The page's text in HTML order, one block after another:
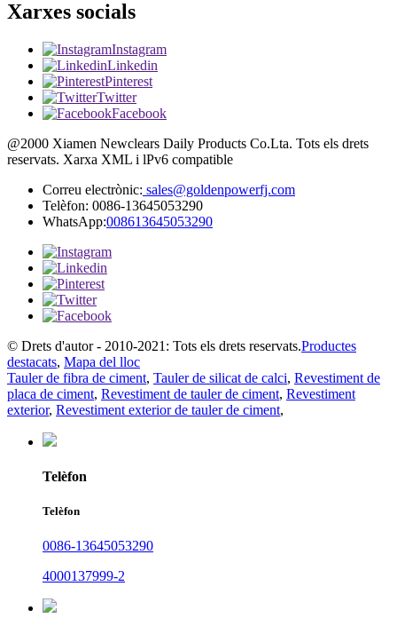
Xarxes socials
Instagram
Linkedin
Pinterest
Twitter
Facebook
@2000 Xiamen Newclears Daily Products Co.Lta. Tots els drets
reservats. Xarxa XML i lPv6 compatible
Correu electrònic: sales@goldenpowerfj.com
Telèfon: 0086-13645053290
WhatsApp:008613645053290
© Drets d'autor - 2010-2021: Tots els drets reservats.Productes
destacats, Mapa del lloc
Tauler de fibra de ciment, Tauler de silicat de calci, Revestiment de
placa de ciment, Revestiment de tauler de ciment, Revestiment
exterior, Revestiment exterior de tauler de ciment,
Telèfon
Telèfon
0086-13645053290
4000137999-2